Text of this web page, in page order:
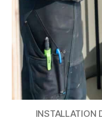
INSTALLATION